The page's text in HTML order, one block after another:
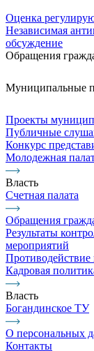
Оценка
Независимая
обсуждение
Обращения
Муниципальные
Проекты
Публичные
Конкурс
Молодежная
Власть
Счетная палата
Обращения
Результаты
мероприятий
Противодействие
Кадровая
Власть
Богандинское ТУ
О персональных
Контакты